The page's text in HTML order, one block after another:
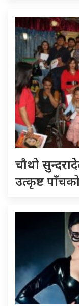
चौथो
उत्कृष्ट